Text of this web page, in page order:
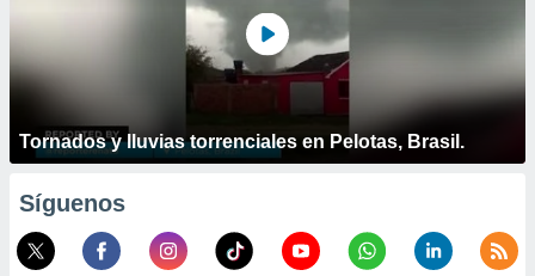
Tornados y lluvias torrenciales en Pelotas, Brasil.
Síguenos